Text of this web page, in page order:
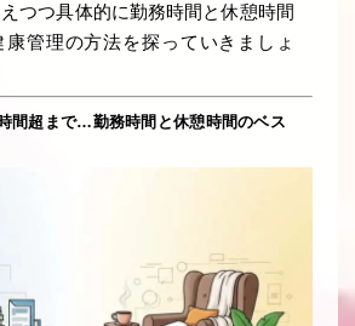
つつ具体的に勤務時間と休憩時間
管理の方法を探っていきましょ
間超まで…勤務時間と休憩時間のベス